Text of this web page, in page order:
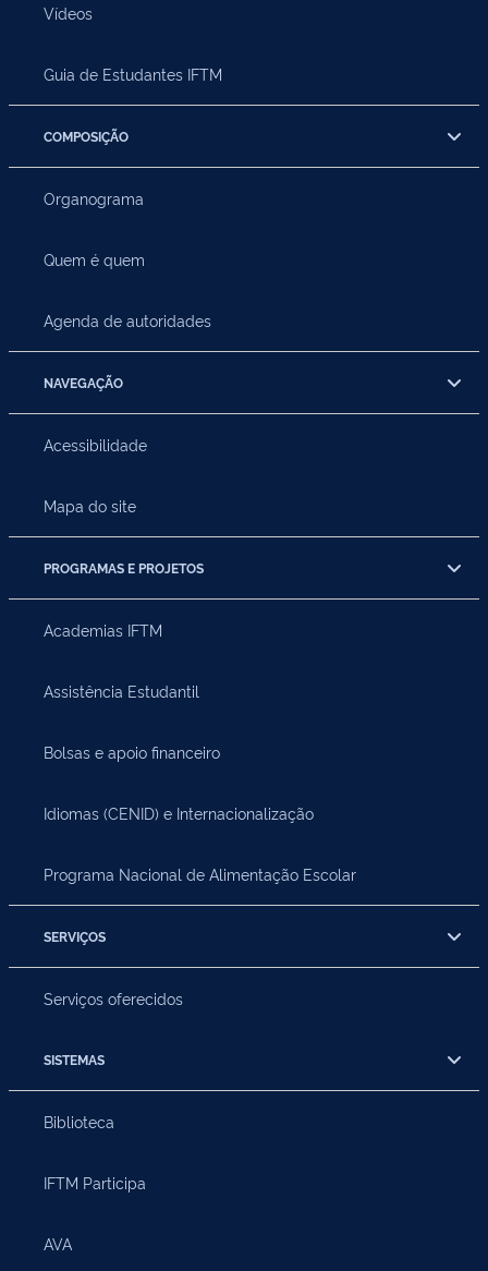
Vídeos
Guia de Estudantes IFTM
COMPOSIÇÃO
Organograma
Quem é quem
Agenda de autoridades
NAVEGAÇÃO
Acessibilidade
Mapa do site
PROGRAMAS E PROJETOS
Academias IFTM
Assistência Estudantil
Bolsas e apoio financeiro
Idiomas (CENID) e Internacionalização
Programa Nacional de Alimentação Escolar
SERVIÇOS
Serviços oferecidos
SISTEMAS
Biblioteca
IFTM Participa
AVA